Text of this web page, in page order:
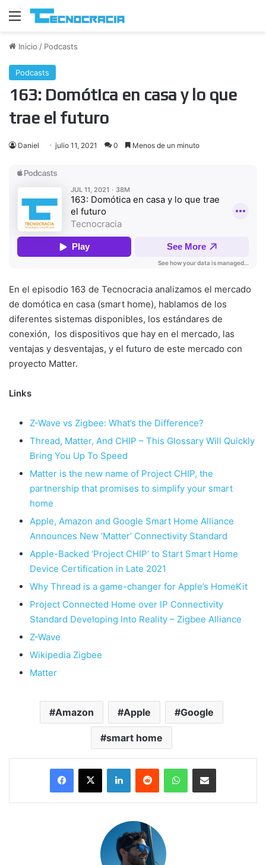
Menú
Inicio / Podcasts
Podcasts
163: Domótica en casa y lo que
trae el futuro
Daniel julio 11, 2021 0 Menos de un minuto
En el episodio 163 de Tecnocracia analizamos el mercado
de domótica en casa (smart home), hablamos de los
diferentes sistemas disponibles, los estándares de
conexión, los dispositivos que hay en el mercado, las
ventajas y desventajas, y el futuro de este mercado con
proyecto Matter.
Links
Z-Wave vs Zigbee: What’s the Difference?
Thread, Matter, And CHIP – This Glossary Will Quickly
Bring You Up To Speed
Matter is the new name of Project CHIP, the
partnership that promises to simplify your smart
home
Apple, Amazon and Google Smart Home Alliance
Announces New ‘Matter’ Connectivity Standard
Apple-Backed ‘Project CHIP’ to Start Smart Home
Device Certification in Late 2021
Why Thread is a game-changer for Apple’s HomeKit
Project Connected Home over IP Connectivity
Standard Developing Into Reality – Zigbee Alliance
Z-Wave
Wikipedia Zigbee
Matter
Amazon Apple Google
smart home
LinkedInReddit WhatsAppCompartir por correo electrónico